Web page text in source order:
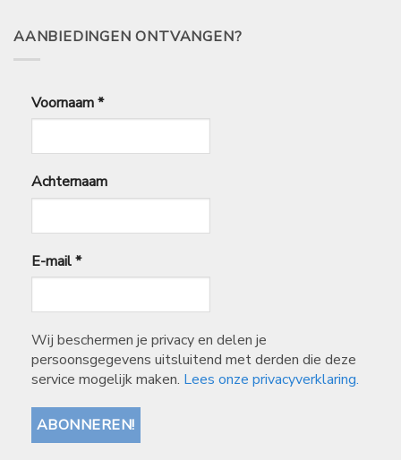
AANBIEDINGEN ONTVANGEN?
Voornaam*
Achternaam
E-mail*
Wij beschermen je privacy en delen je
persoonsgegevens uitsluitend met derden die deze
service mogelijk maken. Lees onze privacyverklaring.